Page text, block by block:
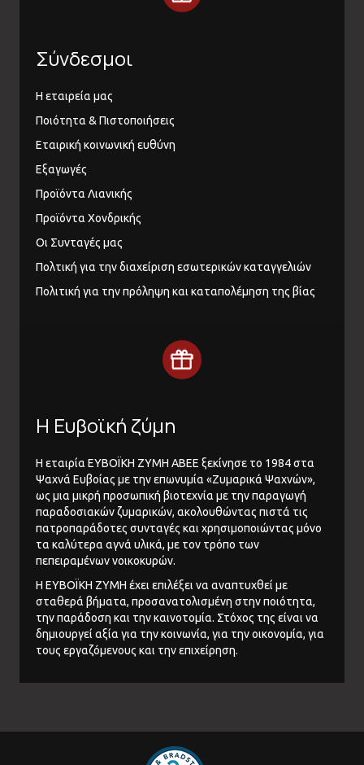
Σύνδεσμοι
Η εταιρεία μας
Ποιότητα & Πιστοποιήσεις
Εταιρική κοινωνική ευθύνη
Εξαγωγές
Προϊόντα Λιανικής
Προϊόντα Χονδρικής
Οι Συνταγές μας
Πολτική για την διαχείριση εσωτερικών καταγγελιών
Πολιτική για την πρόληψη και καταπολέμηση της βίας
Η Ευβοϊκή ζύμη
Η εταιρία ΕΥΒΟΪΚΗ ΖΥΜΗ ΑΒΕΕ ξεκίνησε το 1984 στα
Ψαχνά Ευβοίας με την επωνυμία «Ζυμαρικά Ψαχνών»,
ως μια μικρή προσωπική βιοτεχνία με την παραγωγή
παραδοσιακών ζυμαρικών, ακολουθώντας πιστά τις
πατροπαράδοτες συνταγές και χρησιμοποιώντας μόνο
τα καλύτερα αγνά υλικά, με τον τρόπο των
πεπειραμένων νοικοκυρών.
Η ΕΥΒΟΪΚΗ ΖΥΜΗ έχει επιλέξει να αναπτυχθεί με
σταθερά βήματα, προσανατολισμένη στην ποιότητα,
την παράδοση και την καινοτομία. Στόχος της είναι να
δημιουργεί αξία για την κοινωνία, για την οικονομία, για
τους εργαζόμενους και την επιχείρηση.